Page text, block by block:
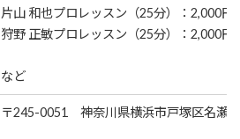
片山 和也プロレッスン（25分）：2,000円
狩野 正敏プロレッスン（25分）：2,000円
など
〒245-0051 神奈川県横浜市戸塚区名瀬